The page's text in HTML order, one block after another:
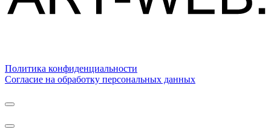
Политика конфиденциальности
Согласие на обработку персональных данных